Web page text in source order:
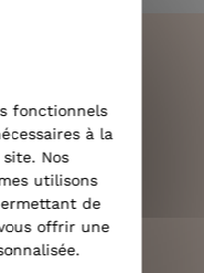
JOURS
fonctionnels
à la
Nos
utilisons
de
offrir une